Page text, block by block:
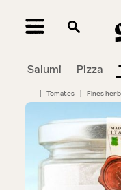
principal
Salumi Pizza
| Tomates | Fines
Bildergalerie